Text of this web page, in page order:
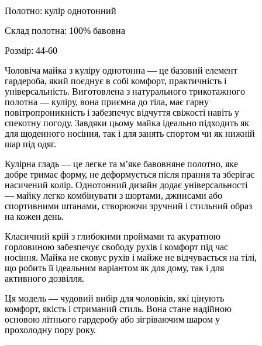
Полотно: кулір однотонний
Склад полотна: 100% бавовна
Розмір: 44-60
Чоловіча майка з куліру однотонна — це базовий елемент
гардероба, який поєднує в собі комфорт, практичність і
універсальність. Виготовлена з натурального трикотажного
полотна — куліру, вона приємна до тіла, має гарну
повітропроникність і забезпечує відчуття свіжості навіть у
спекотну погоду. Завдяки цьому майка ідеально підходить як
для щоденного носіння, так і для занять спортом чи як нижній
шар під одяг.
Кулірна гладь — це легке та м’яке бавовняне полотно, яке
добре тримає форму, не деформується після прання та зберігає
насичений колір. Однотонний дизайн додає універсальності
— майку легко комбінувати з шортами, джинсами або
спортивними штанами, створюючи зручний і стильний образ
на кожен день.
Класичний крій з глибокими проймами та акуратною
горловиною забезпечує свободу рухів і комфорт під час
носіння. Майка не сковує рухів і майже не відчувається на тілі,
що робить її ідеальним варіантом як для дому, так і для
активного дозвілля.
Ця модель — чудовий вибір для чоловіків, які цінують
комфорт, якість і стриманий стиль. Вона стане надійною
основою літнього гардеробу або зігріваючим шаром у
прохолодну пору року.